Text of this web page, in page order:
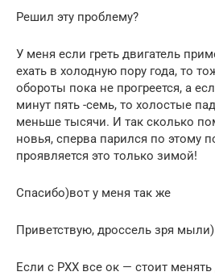
Решил эту проблему?
У меня если греть двигатель
ехать в холодную пору года, то
обороты пока не прогреется, а
минут пять -семь, то холостые
меньше тысячи. И так сколько
новья, сперва парился по этому
проявляется это только зимой!
Спасибо)вот у меня так же
Приветствую, дроссель зря мыли)
Если с РХХ все ок — стоит менять